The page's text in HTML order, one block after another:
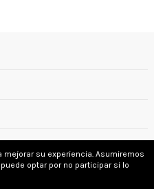
mejorar su experiencia. Asumiremos
optar por no participar si lo